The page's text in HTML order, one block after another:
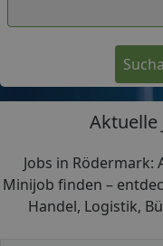
Aktuelle
Jobs in Rödermark:
Minijob finden –
Handel, Logistik,